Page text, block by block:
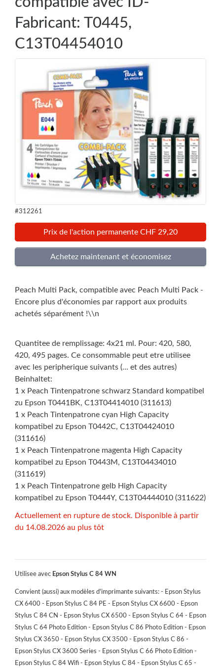
Fabricant: T0445,
C13T04454010
#312261
Prix de l'action permanente CHF 29,20
Peach Multi Pack, compatible avec Peach Multi Pack -
Encore plus d'économies par rapport aux produits
achetés séparément !\\n
Quantitee de remplissage: 4x21 ml. Pour: 420, 580,
420, 495 pages. Ce consommable peut etre utilisee
avec les peripherique suivants (... et des autres)
Beinhaltet:
1 x Peach Tintenpatrone schwarz Standard kompatibel
zu Epson T0441BK, C13T04414010 (311613)
1 x Peach Tintenpatrone cyan High Capacity
kompatibel zu Epson T0442C, C13T04424010
(311616)
1 x Peach Tintenpatrone magenta High Capacity
kompatibel zu Epson T0443M, C13T04434010
(311619)
1 x Peach Tintenpatrone gelb High Capacity
kompatibel zu Epson T0444Y, C13T04444010 (311622)
Actuellement en rupture de stock. Disponible à partir
du 14.08.2026 au plus tôt
Utilisee avec Epson Stylus C 84 WN
Convient (aussi) aux modèles d'imprimante suivants: - Epson Stylus
CX 6400 - Epson Stylus C 84 PE - Epson Stylus CX 6600 - Epson
Stylus C 84 CN - Epson Stylus CX 6500 - Epson Stylus C 64 - Epson
Stylus C 64 Photo Edition - Epson Stylus C 86 Photo Edition - Epson
Stylus CX 3650 - Epson Stylus CX 3500 - Epson Stylus C 86 -
Epson Stylus CX 3600 Series - Epson Stylus C 66 Photo Edition -
Epson Stylus C 84 Wifi - Epson Stylus C 84 - Epson Stylus C 65 -